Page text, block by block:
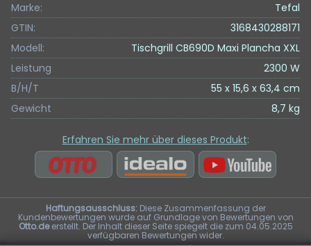
Marke:
Tefal
GTIN:
3168430288171
Modell:
Tischgrill CB690D Maxi Plancha XXL
Leistung
2300 W
B/H/T
55 x 15,6 x 63,4 cm
Gewicht
8,7 kg
Erfahren Sie mehr über dieses Produkt:
Haftungsausschluss:Diese Zusammenfassung der
Kundenbewertungen wurde auf Grundlage von Bewertungen von
Otto.deerstellt. Der Inhalt dieser Seite spiegelt die zum 04.05.2025
verfügbaren Bewertungen wider.